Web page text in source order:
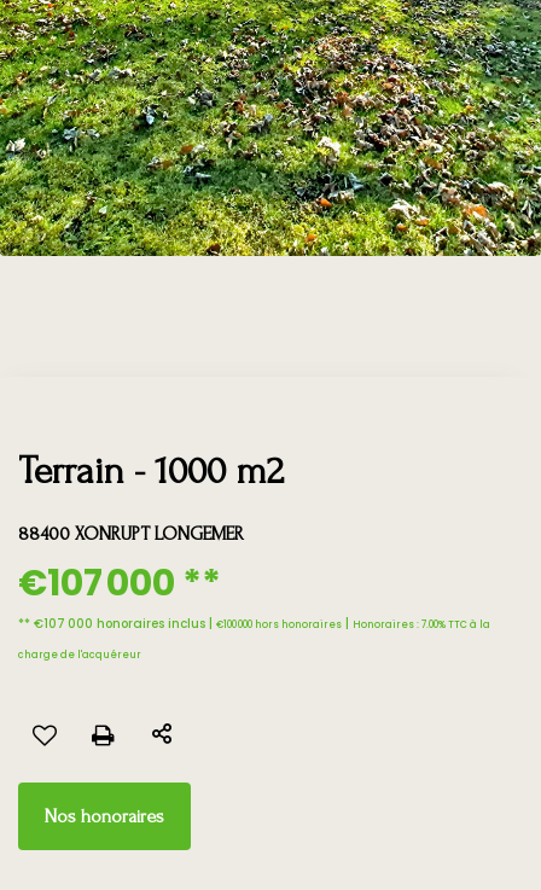
Terrain - 1000 m2
88400 XONRUPT LONGEMER
€107 000 **
** €107 000 honoraires inclus | €100 000 hors honoraires | Honoraires : 7.00% TTC à la
charge de l'acquéreur
Nos honoraires